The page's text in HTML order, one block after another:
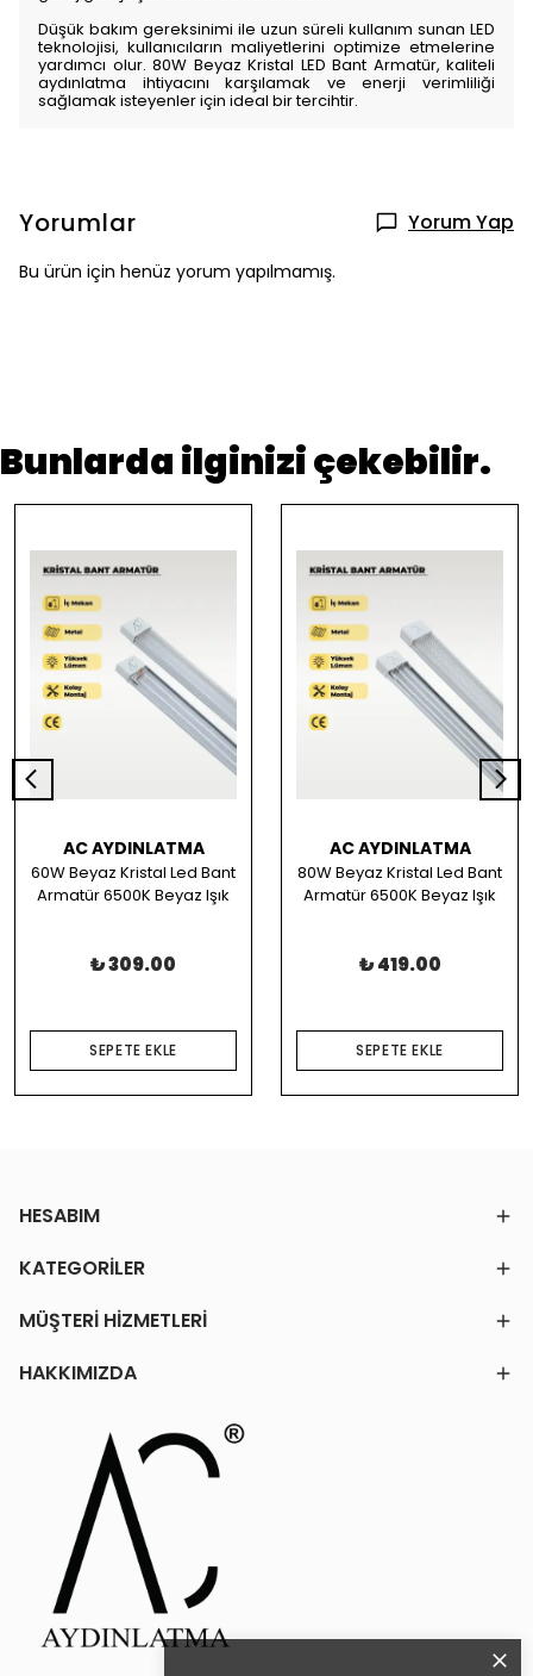
Düşük bakım gereksinimi ile uzun süreli kullanım sunan LED
teknolojisi, kullanıcıların maliyetlerini optimize etmelerine
yardımcı olur. 80W Beyaz Kristal LED Bant Armatür, kaliteli
aydınlatma ihtiyacını karşılamak ve enerji verimliliği
sağlamak isteyenler için ideal bir tercihtir.
Yorumlar Yorum Yap
Bu ürün için henüz yorum yapılmamış.
Bunlarda ilginizi çekebilir.
AC AYDINLATMA
60W Beyaz Kristal Led Bant
Armatür 6500K Beyaz Işık
₺ 309.00
SEPETE EKLE
AC AYDINLATMA
80W Beyaz Kristal Led Bant
Armatür 6500K Beyaz Işık
₺ 419.00
SEPETE EKLE
HESABIM
KATEGORİLER
MÜŞTERİ HİZMETLERİ
HAKKIMIZDA